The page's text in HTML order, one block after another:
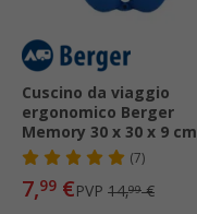
Cuscino da viaggio
ergonomico Berger
Memory 30 x 30 x 9 cm
(7)
7,99 €PVP 14,99€